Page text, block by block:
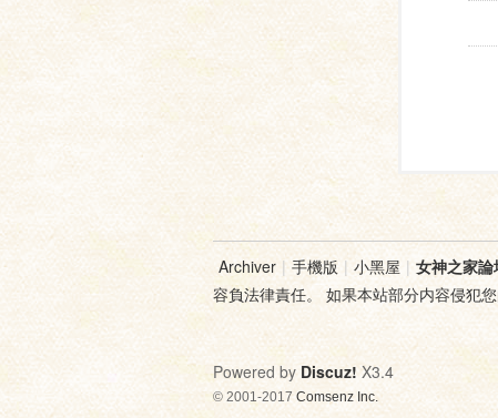
Archiver | 手機版 | 小黑屋 | 女神之家論
容負法律責任。 如果本站部分内容侵犯
Powered by Discuz! X3.4
© 2001-2017 Comsenz Inc.